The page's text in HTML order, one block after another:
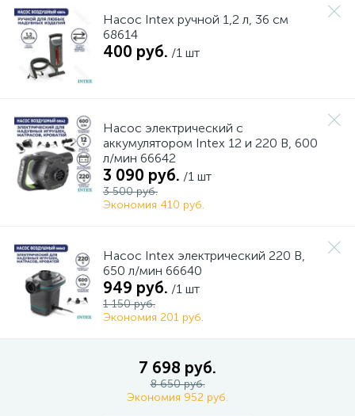
Насос Intex ручной 1,2 л, 36 см
68614
400 руб. /1 шт
Насос электрический с
аккумулятором Intex 12 и 220 В, 600
л/мин 66642
3 090 руб. /1 шт
3 500 руб.
Экономия 410 руб.
Насос Intex электрический 220 В,
650 л/мин 66640
949 руб. /1 шт
1 150 руб.
Экономия 201 руб.
7 698 руб.
8 650 руб.
Экономия 952 руб.